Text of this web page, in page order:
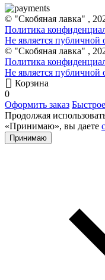
© "Скобяная лавка" ,
Политика
Не является публичной
© "Скобяная лавка" ,
Политика
Не является публичной
Корзина
0
Оформить заказ
Продолжая
«Принимаю», вы даете
Принимаю